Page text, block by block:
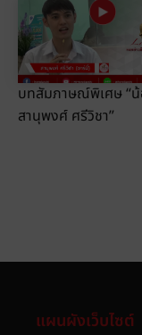
บทสัมภาษณ์พิเศษ “น้
สานุพงศ์ ศรีวิชา”
แผนผังเว็บไซต์